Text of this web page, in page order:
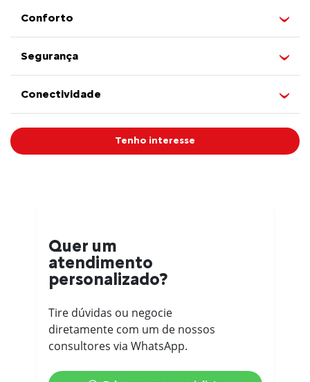
Conforto
Segurança
Conectividade
Tenho interesse
Quer um
atendimento
personalizado?
Tire dúvidas ou negocie
diretamente com um de nossos
consultores via WhatsApp.